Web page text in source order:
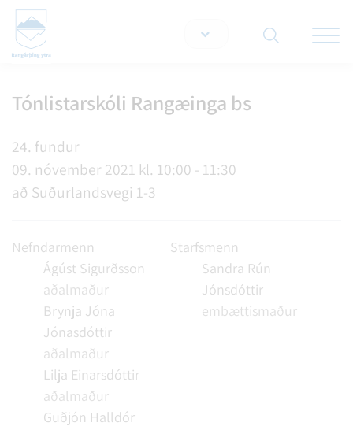
Tónlistarskóli Rangæinga bs
24. fundur
09. nóvember 2021 kl. 10:00 - 11:30
að Suðurlandsvegi 1-3
Nefndarmenn
Ágúst Sigurðsson
aðalmaður
Brynja Jóna
Jónasdóttir
aðalmaður
Lilja Einarsdóttir
aðalmaður
Guðjón Halldór
Starfsmenn
Sandra Rún
Jónsdóttir
embættismaður
Leita á vef